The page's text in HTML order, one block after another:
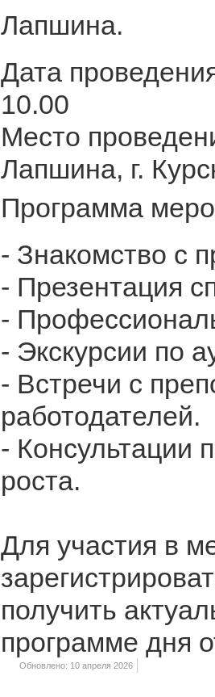
Лапшина.
Дата
10.00
Место
Лапшина, г.
Программа
- Знакомство с
- Презентация
-
- Экскурсии по
- Встречи с
работодателей.
- Консультации
роста.
Для участия в
получить
программе дня
Обновлено: 10 апреля 2026